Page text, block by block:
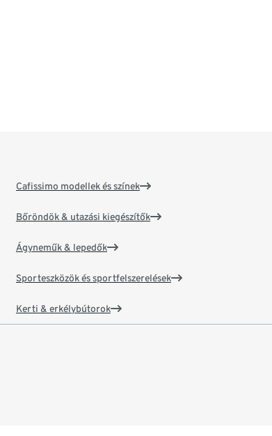
Cafissimo modellek és színek
Bőröndök & utazási kiegészítők
Ágyneműk & lepedők
Sporteszközök és sportfelszerelések
Kerti & erkélybútorok